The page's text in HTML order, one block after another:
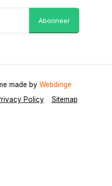
Abonneer
Policy Sitemap
made by Webdinge